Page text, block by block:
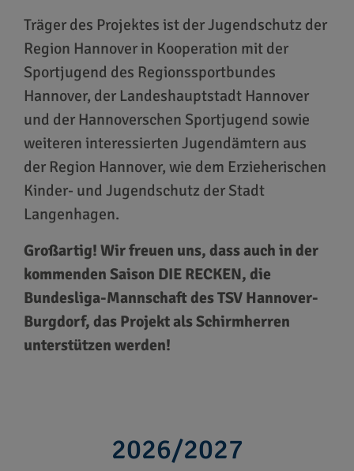
Träger des Projektes ist der Jugendschutz der
Region Hannover in Kooperation mit der
Sportjugend des Regionssportbundes
Hannover, der Landeshauptstadt Hannover
und der Hannoverschen Sportjugend sowie
weiteren interessierten Jugendämtern aus
der Region Hannover, wie dem Erzieherischen
Kinder- und Jugendschutz der Stadt
Langenhagen.
Großartig! Wir freuen uns, dass auch in der
kommenden Saison DIE RECKEN, die
Bundesliga-Mannschaft des TSV Hannover-
Burgdorf, das Projekt als Schirmherren
unterstützen werden!
2026/2027